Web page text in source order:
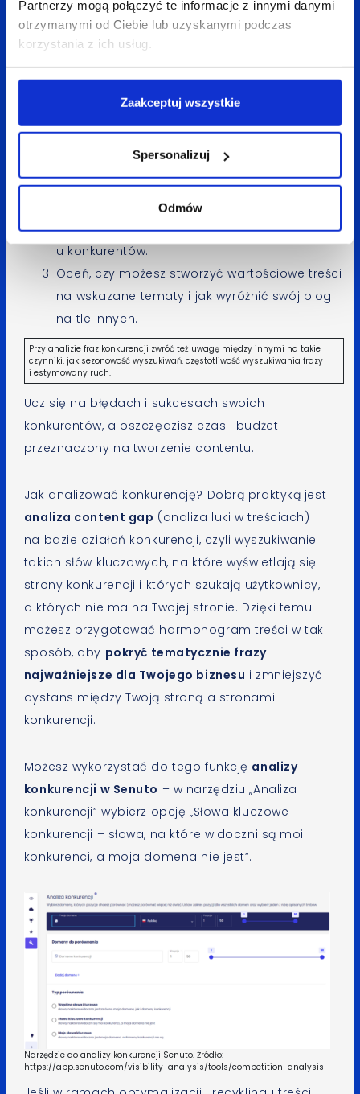
Partnerzy mogą połączyć te informacje z innymi danymi
otrzymanymi od Ciebie lub uzyskanymi podczas
korzystania z ich usług.
Zaakceptuj wszystkie
Spersonalizuj
Odmów
i konkurencji pojawiającej się na podobne
zapytania w wynikach wyszukiwania. Analiza
konkurencyjnych serwisów może wskazać
Sprawdź, co działa u innych, a czego lepiej unikać.
Wybierz 3-5 domen zbliżonych tematyką
do Twojej strony, które mają dobrą
Przeanalizuj najpopularniejsze wpisy
u konkurentów.
Oceń, czy możesz stworzyć wartościowe treści
na wskazane tematy i jak wyróżnić swój blog
na tle innych.
Przy analizie fraz konkurencji zwróć też uwagę między innymi na takie
czynniki, jak sezonowość wyszukiwań, częstotliwość wyszukiwania frazy
i estymowany ruch.
Ucz się na błędach i sukcesach swoich
konkurentów, a oszczędzisz czas i budżet
przeznaczony na tworzenie contentu.
Jak analizować konkurencję? Dobrą praktyką jest
analiza content gap (analiza luki w treściach)
na bazie działań konkurencji, czyli wyszukiwanie
takich słów kluczowych, na które wyświetlają się
strony konkurencji i których szukają użytkownicy,
a których nie ma na Twojej stronie. Dzięki temu
możesz przygotować harmonogram treści w taki
sposób, aby pokryć tematycznie frazy
najważniejsze dla Twojego biznesu i zmniejszyć
dystans między Twoją stroną a stronami
konkurencji.
Możesz wykorzystać do tego funkcję analizy
konkurencji w Senuto – w narzędziu „Analiza
konkurencji” wybierz opcję „Słowa kluczowe
konkurencji – słowa, na które widoczni są moi
konkurenci, a moja domena nie jest”.
Narzędzie do analizy konkurencji Senuto. Źródło:
https://app.senuto.com/visibility-analysis/tools/competition-analysis